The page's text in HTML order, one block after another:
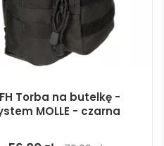
Torba na butelkę -
MOLLE - czarna